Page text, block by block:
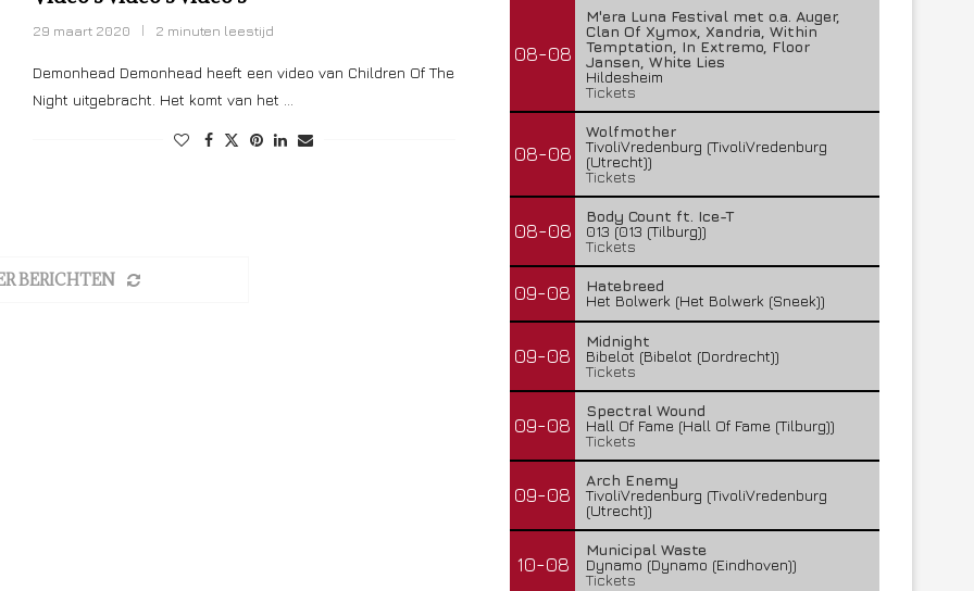
29 maart 2020 2 minuten leestijd
Demonhead Demonhead heeft een video van Children Of The
Night uitgebracht. Het komt van het …
BERICHTEN
08-08
M'era Luna Festival met o.a. Auger,
Clan Of Xymox, Xandria, Within
Temptation, In Extremo, Floor
Jansen, White Lies
Hildesheim
Tickets
08-08
Wolfmother
TivoliVredenburg (TivoliVredenburg
(Utrecht))
Tickets
08-08
Body Count ft. Ice-T
013 (013 (Tilburg))
Tickets
09-08
Hatebreed
Het Bolwerk (Het Bolwerk (Sneek))
09-08
Midnight
Bibelot (Bibelot (Dordrecht))
Tickets
09-08
Spectral Wound
Hall Of Fame (Hall Of Fame (Tilburg))
Tickets
09-08
Arch Enemy
TivoliVredenburg (TivoliVredenburg
(Utrecht))
10-08
Municipal Waste
Dynamo (Dynamo (Eindhoven))
Tickets